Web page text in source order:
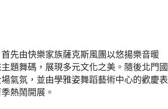
先由快樂家族薩克斯風團以悠揚樂音暖
題舞碼，展現多元文化之美。隨後北門國
氣氛，並由學雅姿舞蹈藝術中心的歡慶表
熱鬧開展。